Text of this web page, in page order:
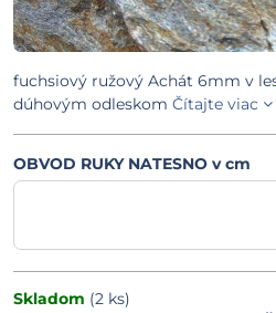
fuchsiový ružový Achát 6mm v
dúhovým odleskom Čítajte viac
OBVOD RUKY NATESNO v cm
Skladom (2 ks)